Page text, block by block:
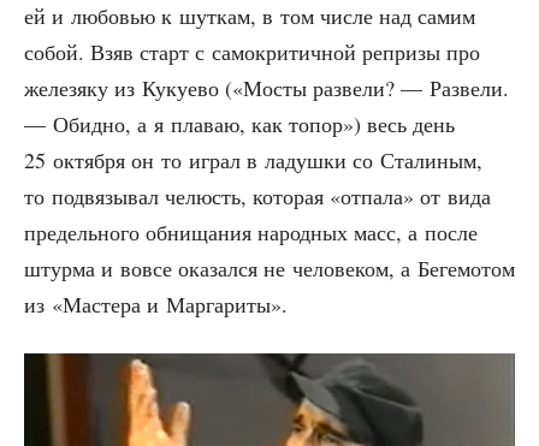
ей и любо­вью к шут­кам, в том чис­ле над самим
собой. Взяв старт с само­кри­тич­ной репри­зы про
желе­зя­ку из Куку­е­во («Мосты раз­ве­ли? — Раз­ве­ли.
— Обид­но, а я пла­ваю, как топор») весь день
25 октяб­ря он то играл в ладуш­ки со Ста­ли­ным,
то под­вя­зы­вал челюсть, кото­рая «отпа­ла» от вида
пре­дель­но­го обни­ща­ния народ­ных масс, а после
штур­ма и вовсе ока­зал­ся не чело­ве­ком, а Беге­мо­том
из «Масте­ра и Маргариты».